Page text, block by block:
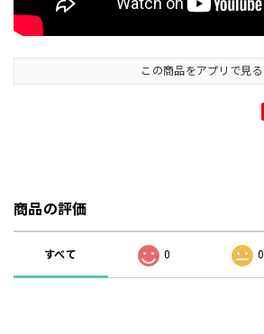
この商品をアプリで見る
商品の評価
すべて 0 0